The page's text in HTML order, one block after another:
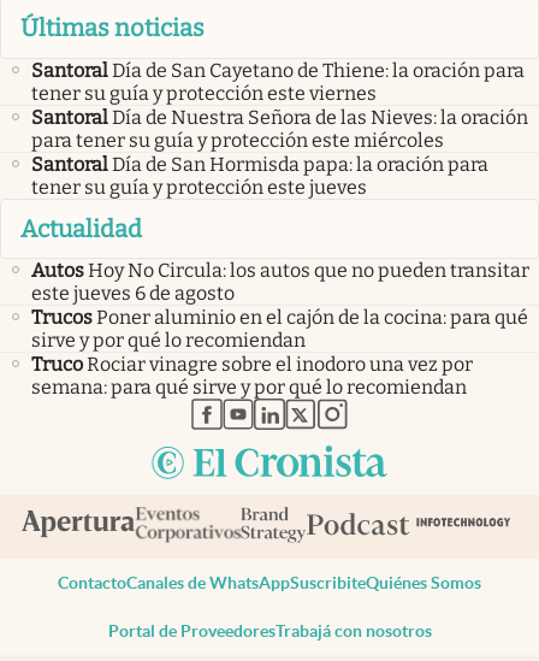
Últimas noticias
SantoralDía de San Cayetano de Thiene: la oración para
tener su guía y protección este viernes
SantoralDía de Nuestra Señora de las Nieves: la oración
para tener su guía y protección este miércoles
SantoralDía de San Hormisda papa: la oración para
tener su guía y protección este jueves
Actualidad
AutosHoy No Circula: los autos que no pueden transitar
este jueves 6 de agosto
TrucosPoner aluminio en el cajón de la cocina: para qué
sirve y por qué lo recomiendan
TrucoRociar vinagre sobre el inodoro una vez por
semana: para qué sirve y por qué lo recomiendan
abre en nueva pestaña
abre en nueva pestaña
abre en nueva pestaña
abre en nueva pestaña
abre en nueva pestaña
ContactoCanales de WhatsAppSuscribiteQuiénes Somos
Portal de ProveedoresTrabajá con nosotros